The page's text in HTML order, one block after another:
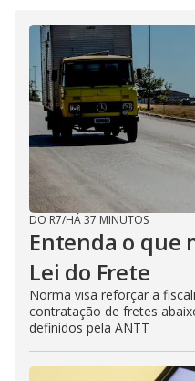
DO R7/HÁ 37 MINUTOS
Entenda o que
Lei do Frete
Norma visa reforçar a
contratação de fretes
definidos pela ANTT